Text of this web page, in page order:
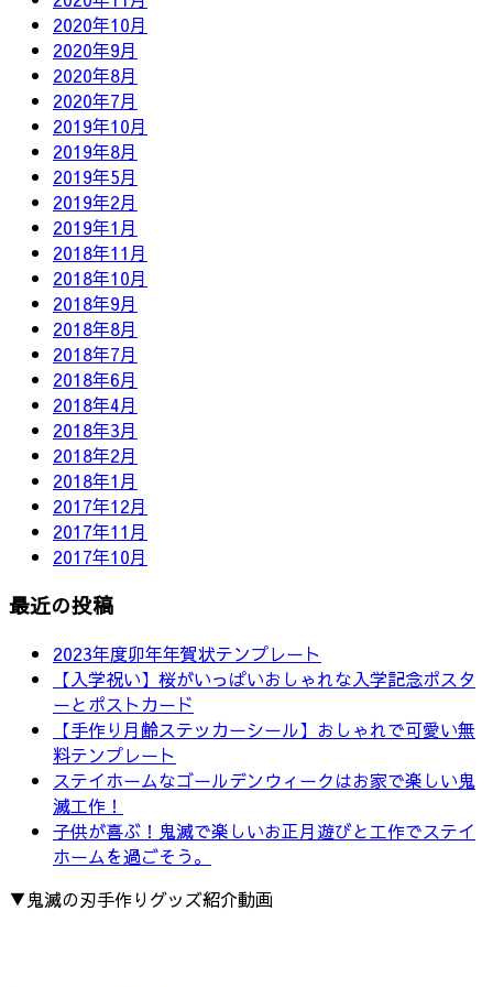
2020年10月
2020年9月
2020年8月
2020年7月
2019年10月
2019年8月
2019年5月
2019年2月
2019年1月
2018年11月
2018年10月
2018年9月
2018年8月
2018年7月
2018年6月
2018年4月
2018年3月
2018年2月
2018年1月
2017年12月
2017年11月
2017年10月
最近の投稿
2023年度卯年年賀状テンプレート
【入学祝い】桜がいっぱいおしゃれな入学記念ポスタ
ーとポストカード
【手作り月齢ステッカーシール】おしゃれで可愛い無
料テンプレート
ステイホームなゴールデンウィークはお家で楽しい鬼
滅工作！
子供が喜ぶ！鬼滅で楽しいお正月遊びと工作でステイ
ホームを過ごそう。
▼鬼滅の刃手作りグッズ紹介動画